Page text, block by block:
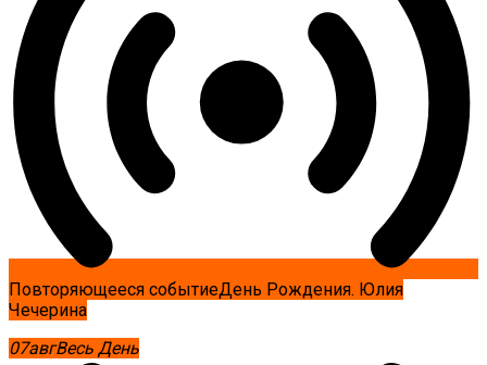
Повторяющееся событиеДень Рождения. Юлия
Чечерина
07авгВесь День